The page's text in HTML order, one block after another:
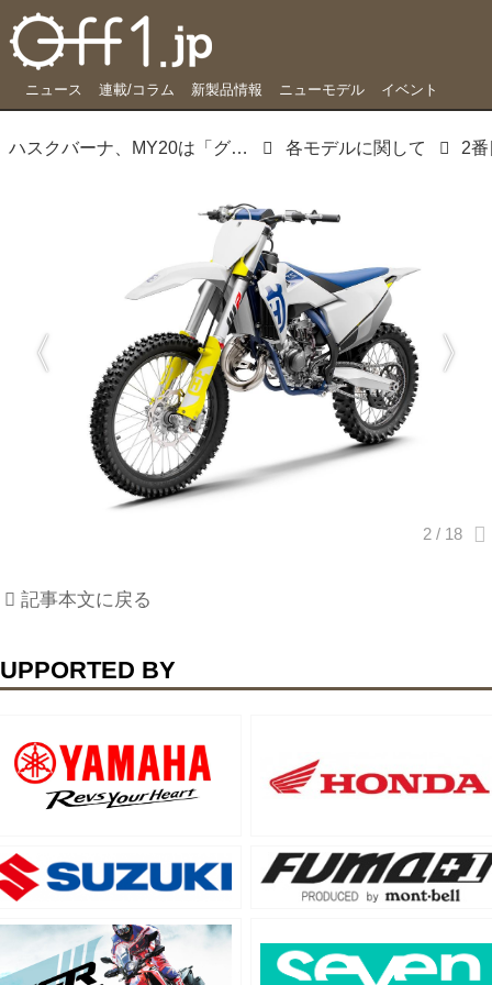
ニュース 連載/コラム 新製品情報 ニューモデル イベント
ハスクバーナ、MY20は「グレー」でシメ 各モデルに関して 2
記事本文に戻る
BY